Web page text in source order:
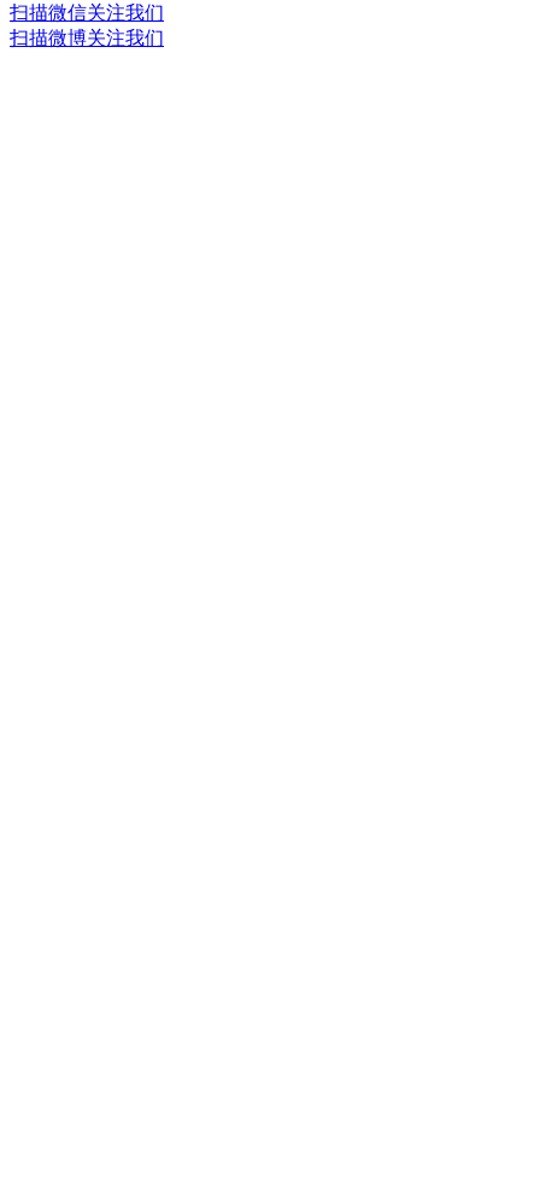
扫描微信关注我们
扫描微博关注我们